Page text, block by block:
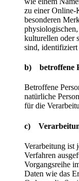
zu einer Online-
besonderen
kulturellen oder
sind,
b) betroffene
Betroffene
natürliche
für die
c)
Verarbeitung ist
Verfahren
Vorgangsreihe
Daten wie das